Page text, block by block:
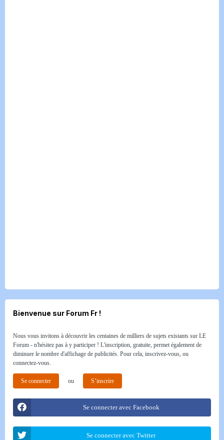
Bienvenue sur Forum Fr !
Nous vous invitons à découvrir les centaines de milliers de sujets existants sur LE
Forum - n'hésitez pas à y participer ! L'inscription, gratuite, permet également de
diminuer le nombre d'affichage de publicités. Pour cela, inscrivez-vous, ou
connectez-vous.
Se connecter ou S’inscrire
Se connecter avec Facebook
Se connecter avec Twitter